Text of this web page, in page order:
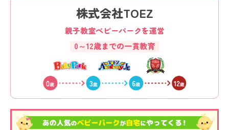
株式会社TOEZ
親子教室ベビーパークを運営
0～12歳までの一貫教育